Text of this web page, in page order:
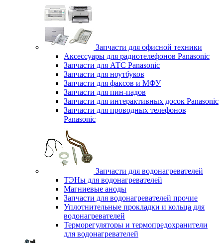
Запчасти для офисной техники
Аксессуары для радиотелефонов Panasonic
Запчасти для АТС Panasonic
Запчасти для ноутбуков
Запчасти для факсов и МФУ
Запчасти для пин-падов
Запчасти для интерактивных досок Panasonic
Запчасти для проводных телефонов
Panasonic
Запчасти для водонагревателей
ТЭНы для водонагревателей
Магниевые аноды
Запчасти для водонагревателей прочие
Уплотнительные прокладки и кольца для
водонагревателей
Терморегуляторы и термопредохранители
для водонагревателей